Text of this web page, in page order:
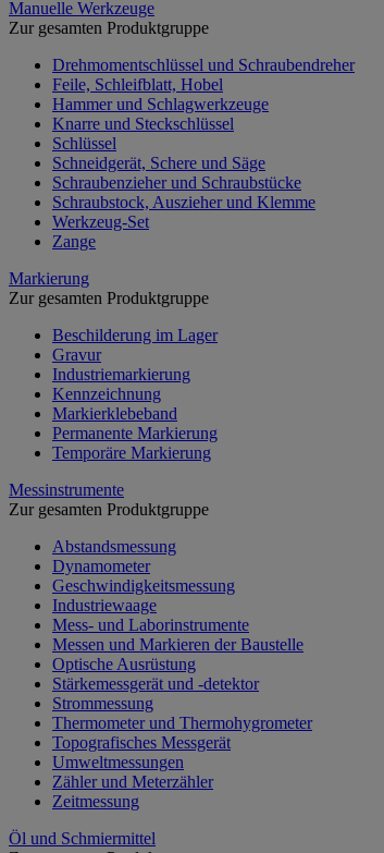
Manuelle Werkzeuge
Zur gesamten Produktgruppe
Drehmomentschlüssel und Schraubendreher
Feile, Schleifblatt, Hobel
Hammer und Schlagwerkzeuge
Knarre und Steckschlüssel
Schlüssel
Schneidgerät, Schere und Säge
Schraubenzieher und Schraubstücke
Schraubstock, Auszieher und Klemme
Werkzeug-Set
Zange
Markierung
Zur gesamten Produktgruppe
Beschilderung im Lager
Gravur
Industriemarkierung
Kennzeichnung
Markierklebeband
Permanente Markierung
Temporäre Markierung
Messinstrumente
Zur gesamten Produktgruppe
Abstandsmessung
Dynamometer
Geschwindigkeitsmessung
Industriewaage
Mess- und Laborinstrumente
Messen und Markieren der Baustelle
Optische Ausrüstung
Stärkemessgerät und -detektor
Strommessung
Thermometer und Thermohygrometer
Topografisches Messgerät
Umweltmessungen
Zähler und Meterzähler
Zeitmessung
Öl und Schmiermittel